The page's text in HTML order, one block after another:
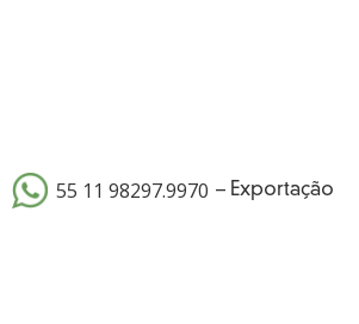
55 11 98297.9970 – Exportação